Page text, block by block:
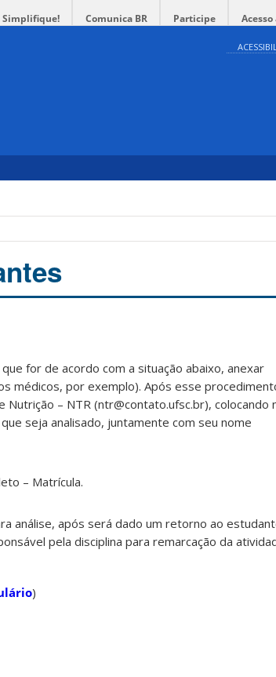
Simplifique! Comunica BR Participe
for de acordo com a situação abaixo, anexar
médicos, por exemplo). Após esse
– NTR (ntr@contato.ufsc.br), colocando
seja analisado, juntamente com seu nome
– Matrícula.
análise, após será dado um retorno ao
pela disciplina para remarcação da
)